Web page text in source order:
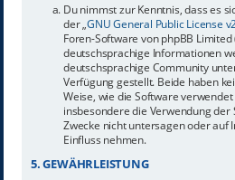
Du nimmst zur Kenntnis, dass es
der „GNU General Public License
Foren-Software von phpBB
deutschsprachige Informationen
deutschsprachige Community
Verfügung gestellt. Beide haben
Weise, wie die Software
insbesondere die Verwendung
Zwecke nicht untersagen oder auf
Einfluss nehmen.
5. GEWÄHRLEISTUNG